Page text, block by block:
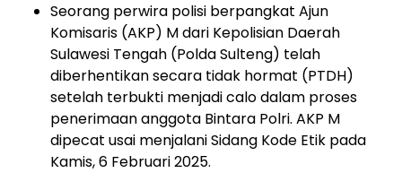
Seorang perwira polisi berpangkat Ajun
Komisaris (AKP) M dari Kepolisian Daerah
Sulawesi Tengah (Polda Sulteng) telah
diberhentikan secara tidak hormat (PTDH)
setelah terbukti menjadi calo dalam proses
penerimaan anggota Bintara Polri. AKP M
dipecat usai menjalani Sidang Kode Etik pada
Kamis, 6 Februari 2025.